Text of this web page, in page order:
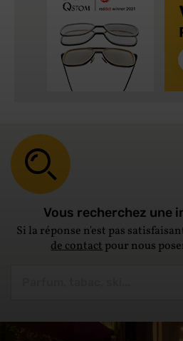
Vous recherchez une
Si la réponse n'est pas
de contactpour nous